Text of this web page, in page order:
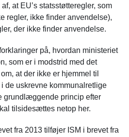
at EU’s statsstøtteregler, som
regler, ikke finder anvendelse),
der ikke finder anvendelse.
på, hvordan ministeriet
som er i modstrid med det
at der ikke er hjemmel til
de uskrevne kommunalretlige
grundlæggende princip efter
tilsidesættes netop her.
fra 2013 tilføjer ISM i brevet fra